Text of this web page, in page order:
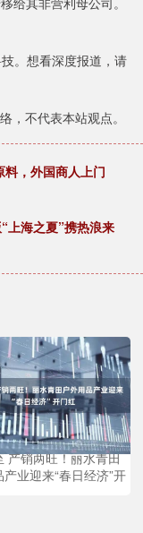
。想看深度报道，请
，不代表本站观点。
，外国商人上门
上海之夏”携热浪来
产销两旺！丽水青田
产业迎来“春日经济”开